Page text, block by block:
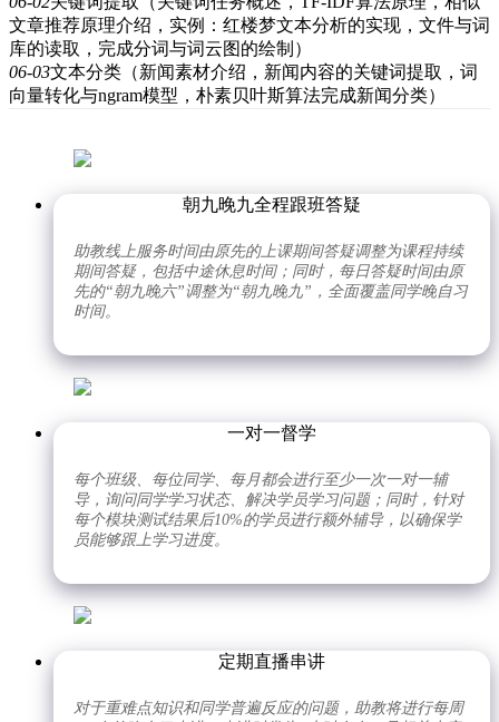
文章推荐原理介绍，实例：红楼梦文本分析的实现，文件与词
库的读取，完成分词与词云图的绘制）
06-03文本分类（新闻素材介绍，新闻内容的关键词提取，词
向量转化与ngram模型，朴素贝叶斯算法完成新闻分类）
朝九晚九全程跟班答疑
助教线上服务时间由原先的上课期间答疑调整为课程持续
期间答疑，包括中途休息时间；同时，每日答疑时间由原
先的“朝九晚六”调整为“朝九晚九”，全面覆盖同学晚自习
时间。
一对一督学
每个班级、每位同学、每月都会进行至少一次一对一辅
导，询问同学学习状态、解决学员学习问题；同时，针对
每个模块测试结果后10%的学员进行额外辅导，以确保学
员能够跟上学习进度。
定期直播串讲
对于重难点知识和同学普遍反应的问题，助教将进行每周